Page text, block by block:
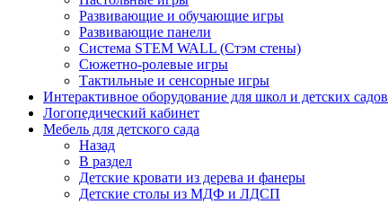
Развивающие и обучающие игры
Развивающие панели
Система STEM WALL (Cтэм стены)
Сюжетно-ролевые игры
Тактильные и сенсорные игры
Интерактивное оборудование для школ и детских садов
Логопедический кабинет
Мебель для детского сада
Назад
В раздел
Детские кровати из дерева и фанеры
Детские столы из МДФ и ЛДСП